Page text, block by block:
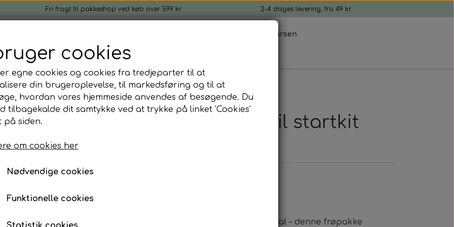
Fri fragt til pakkeshop ved køb over 599 kr. 2-4 dages levering, fra 49 kr.
sæt
om Mikrogrønt
Ib Laursen
Gratis gave ved køb Om
Radise (red coral) frøpakke til startkit
Radise (red coral) frøpakke til startkit
90,00 kr.
✔ Perfekt til dig der vil dyrke igen og igen
✔ Frisk mikrogrønt – når det passer dig 🌱
Dyrk smagfuldt og dekorativt mikrogrønt med Radise Red Coral – denne frøpakke
cookies
egne cookies og cookies fra tredjeparter til at
din brugeroplevelse, til markedsføring og til at
hvordan vores hjemmeside anvendes af besøgende. Du
tilbagekalde dit samtykke ved at trykke på linket 'Cookies'
på siden.
om cookies her
Nødvendige cookies
Funktionelle cookies